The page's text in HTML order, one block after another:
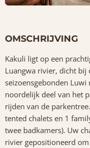
OMSCHRIJVING
Kakuli ligt op een
Luangwa rivier, dicht bij
seizoensgebonden
noordelijk deel van het
rijden van de
tented chalets en 1
twee badkamers). Uw
rivier gepositioneerd